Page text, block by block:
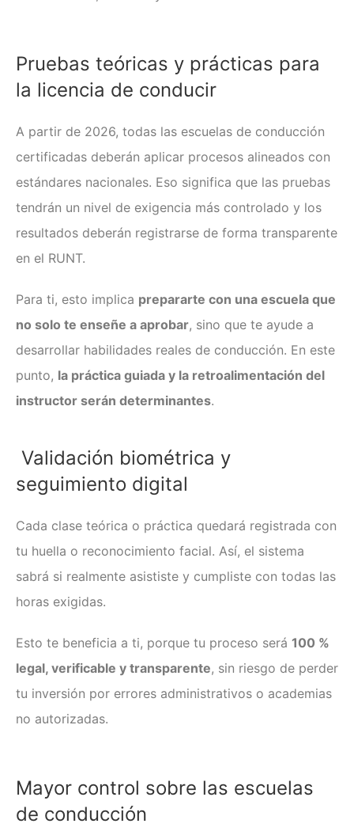
Pruebas teóricas y prácticas para
la licencia de conducir
A partir de 2026, todas las escuelas de conducción
certificadas deberán aplicar procesos alineados con
estándares nacionales. Eso significa que las pruebas
tendrán un nivel de exigencia más controlado y los
resultados deberán registrarse de forma transparente
en el RUNT.
Para ti, esto implica prepararte con una escuela que
no solo te enseñe a aprobar, sino que te ayude a
desarrollar habilidades reales de conducción. En este
punto, la práctica guiada y la retroalimentación del
instructor serán determinantes.
Validación biométrica y
seguimiento digital
Cada clase teórica o práctica quedará registrada con
tu huella o reconocimiento facial. Así, el sistema
sabrá si realmente asististe y cumpliste con todas las
horas exigidas.
Esto te beneficia a ti, porque tu proceso será 100 %
legal, verificable y transparente, sin riesgo de perder
tu inversión por errores administrativos o academias
no autorizadas.
Mayor control sobre las escuelas
de conducción